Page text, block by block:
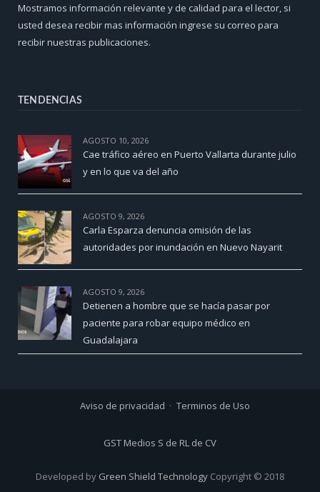
Mostramos información relevante y de calidad para el lector, si
usted desea recibir mas información ingrese su correo para
recibir nuestras publicaciones.
TENDENCIAS
AGOSTO 10, 2026
Cae tráfico aéreo en Puerto Vallarta durante julio
y en lo que va del año
AGOSTO 9, 2026
Carla Esparza denuncia omisión de las
autoridades por inundación en Nuevo Nayarit
AGOSTO 9, 2026
Detienen a hombre que se hacía pasar por
paciente para robar equipo médico en
Guadalajara
Aviso de privacidad Terminos de Uso
GST Medios S de RL de CV
Developed by Green Shield Technology Copyright © 2018